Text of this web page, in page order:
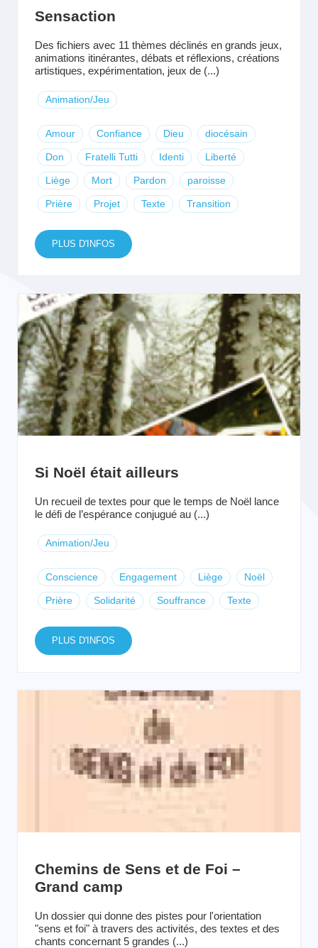
Sensaction
Des fichiers avec 11 thèmes déclinés en grands jeux,
animations itinérantes, débats et réflexions, créations
artistiques, expérimentation, jeux de (...)
Animation/Jeu
Amour Confiance Dieu diocésain
Don Fratelli Tutti Identi Liberté
Liège Mort Pardon paroisse
Prière Projet Texte Transition
PLUS D'INFOS
Si Noël était ailleurs
Un recueil de textes pour que le temps de Noël lance
le défi de l’espérance conjugué au (...)
Animation/Jeu
Conscience Engagement Liège Noël
Prière Solidarité Souffrance Texte
PLUS D'INFOS
Chemins de Sens et de Foi –
Grand camp
Un dossier qui donne des pistes pour l'orientation
"sens et foi" à travers des activités, des textes et des
chants concernant 5 grandes (...)